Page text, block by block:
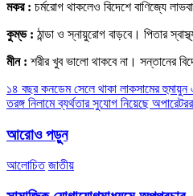
মকর : চর্মরোগ থাকলেও বিদেশে বাণিজ্যে
কুম্ভ : ঠান্ডা ও স্নায়ুরোগ বাড়বে। পিতার
মীন : শরীর খুব ভালো থাকবে না। সন্তানের
Post
navigation
১৪ বছর কনডেম সেলে থাকা লাকসামের
তরঙ্গ নিলামে ব্যর্থতার সুযোগ নিয়েছে
আরোও পড়ুন
আলোচিত জাতীয়